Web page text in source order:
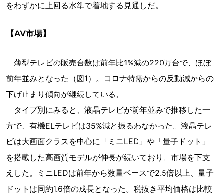
をわずかに上回る水準で着地する見通しだ。
【AV市場】
薄型テレビの販売台数は前年比1%減の220万台で、ほぼ
前年並みとなった（図1）。コロナ特需からの反動減からの
下げ止まり傾向が継続している。
タイプ別にみると、液晶テレビが前年並みで推移した一
方で、有機ELテレビは35%減と振るわなかった。液晶テレ
ビは大画面クラスを中心に「ミニLED」や「量子ドット」
を搭載した高画質モデルが伸長が続いており、市場を下支
えした。ミニLEDは前年から数量ベースで2.5倍以上、量子
ドットは同約1.6倍の成長となった。税抜き平均価格は比較